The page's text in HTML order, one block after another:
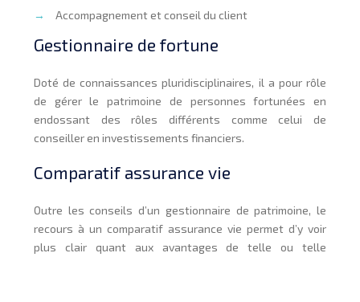
→
Accompagnement et conseil du client
Gestionnaire de fortune
Doté de connaissances pluridisciplinaires, il a pour rôle
de gérer le patrimoine de personnes fortunées en
endossant des rôles différents comme celui de
conseiller en investissements financiers.
Comparatif assurance vie
Outre les conseils d’un gestionnaire de patrimoine, le
recours à un comparatif assurance vie permet d’y voir
plus clair quant aux avantages de telle ou telle